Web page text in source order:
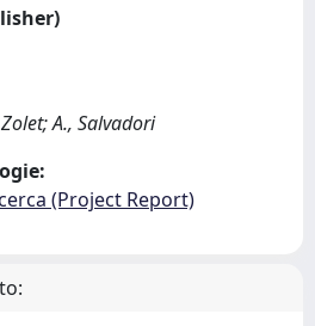
A., Salvadori
(Project Report)